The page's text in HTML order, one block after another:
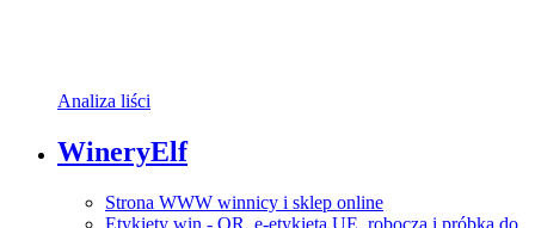
Analiza liści
WineryElf
Strona WWW winnicy i sklep online
Etykiety win - QR, e-etykieta UE, robocza i próbka do